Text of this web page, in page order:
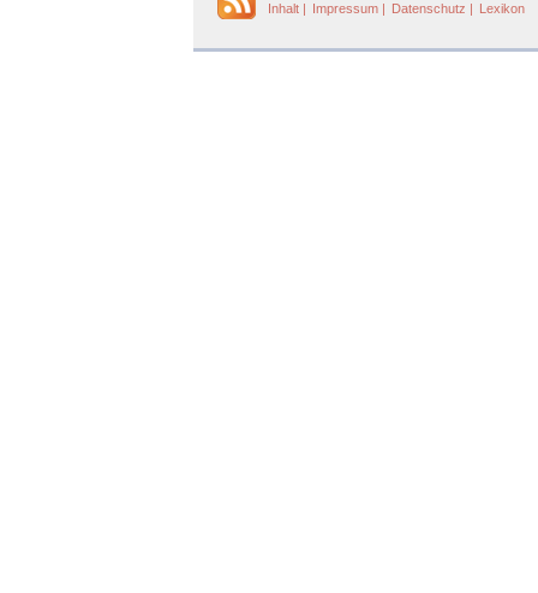
Inhalt | Impressum | Datenschutz | Lexikon